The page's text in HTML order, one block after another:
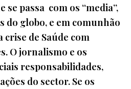
se passa com os “media”,
do globo, e em comunhão
de Saúde com
O jornalismo e os
responsabilidades,
do sector. Se os